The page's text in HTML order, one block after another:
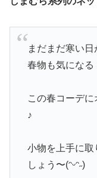
まだまだ寒い
春物も気にな
この春コーデ
♪
小物を上手に取
しょう〜(ᵔᵕᵔ˶)